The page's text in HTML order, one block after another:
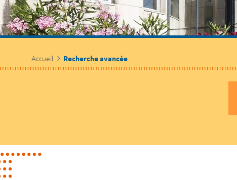
Accueil Recherche avancée